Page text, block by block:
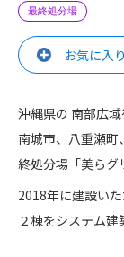
最終処分場
お気に入
沖縄県の 南部広
南城市、八重瀬
終処分場「美らグ
2018年に建設い
２棟をシステム建